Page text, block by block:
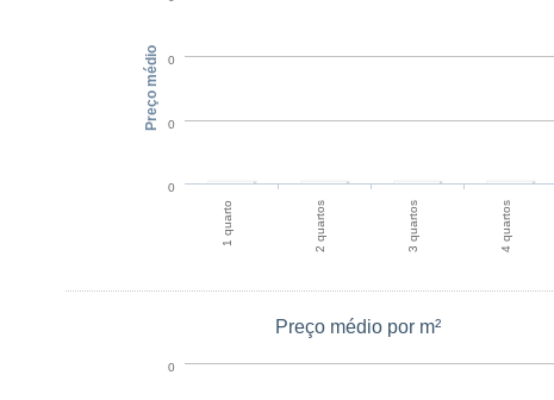
1 quarto 2 quartos 3 quartos 4 quartos
0
0
0
Preço médio
Preço médio por m²
0